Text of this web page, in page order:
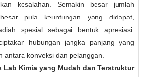
kesalahan. Semakin besar jumlah
pula keuntungan yang didapat,
spesial sebagai bentuk apresiasi.
hubungan jangka panjang yang
antara konveksi dan pelanggan.
Lab Kimia yang Mudah dan Terstruktur